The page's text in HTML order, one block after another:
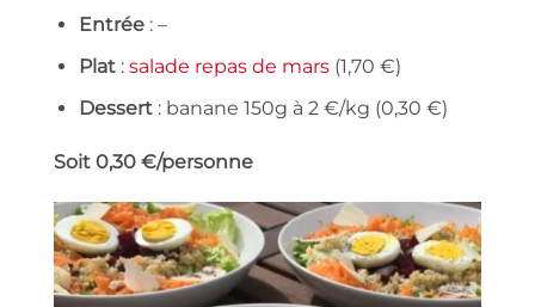
Entrée: –
Plat: salade repas de mars(1,70 €)
Dessert: banane 150g à 2 €/kg (0,30 €)
Soit 0,30 €/personne